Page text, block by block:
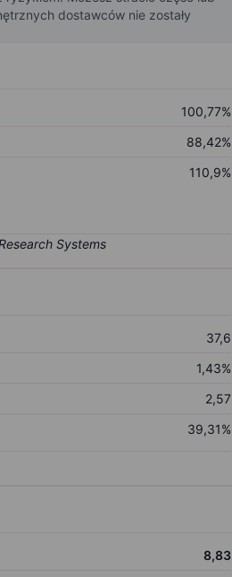
dostawców nie zostały
100,77%
88,42%
110,9%
37,6
1,43%
2,57
39,31%
8,83